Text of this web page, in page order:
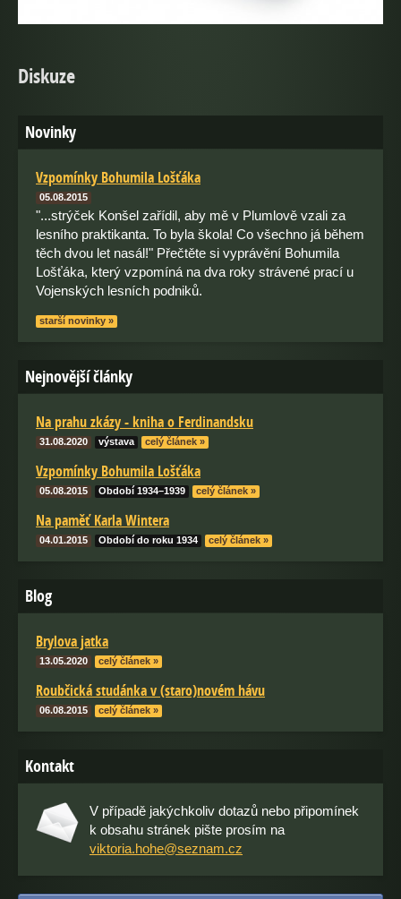
Diskuze
Novinky
Vzpomínky Bohumila Lošťáka
05.08.2015
"...strýček Konšel zařídil, aby mě v Plumlově vzali za
lesního praktikanta. To byla škola! Co všechno já během
těch dvou let nasál!" Přečtěte si vyprávění Bohumila
Lošťáka, který vzpomíná na dva roky strávené prací u
Vojenských lesních podniků.
starší novinky »
Nejnovější články
Na prahu zkázy - kniha o Ferdinandsku
31.08.2020 výstava celý článek »
Vzpomínky Bohumila Lošťáka
05.08.2015 Období 1934–1939 celý článek »
Na paměť Karla Wintera
04.01.2015 Období do roku 1934 celý článek »
Blog
Brylova jatka
13.05.2020 celý článek »
Roubčická studánka v (staro)novém hávu
06.08.2015 celý článek »
Kontakt
V případě jakýchkoliv dotazů nebo připomínek
k obsahu stránek pište prosím na
viktoria.hohe@seznam.cz